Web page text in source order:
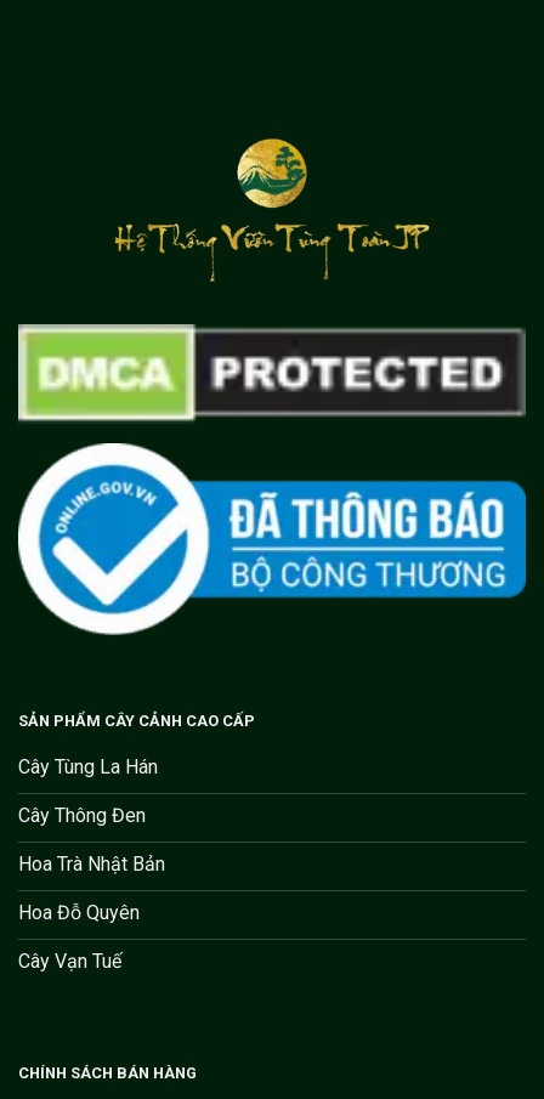
SẢN PHẨM CÂY CẢNH CAO CẤP
Cây Tùng La Hán
Cây Thông Đen
Hoa Trà Nhật Bản
Hoa Đỗ Quyên
Cây Vạn Tuế
CHÍNH SÁCH BÁN HÀNG